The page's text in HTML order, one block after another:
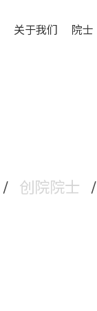
关于我们
院士
/ 创院院士 /